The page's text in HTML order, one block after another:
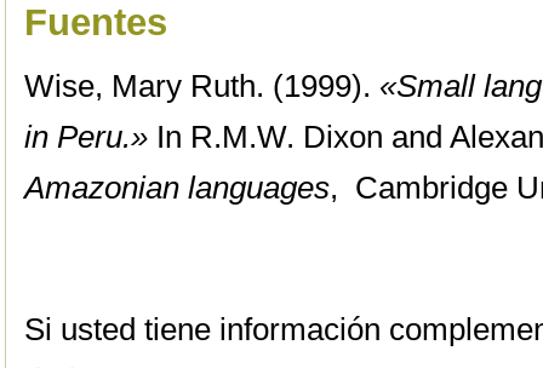
Fuentes
Wise, Mary Ruth. (1999). «Small
in Peru.» In R.M.W. Dixon and
Amazonian languages, Cambridge
Si usted tiene información